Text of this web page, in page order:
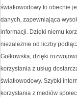
światłowodowy to obecnie
danych, zapewniająca
informacji. Dzięki niemu
niezależnie od liczby
Gołkowska, dzięki
korzystania z usług
światłowodowy. Szybki
korzystania z mediów